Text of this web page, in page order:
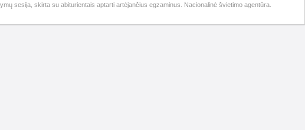
sesija, skirta su abiturientais aptarti artėjančius egzaminus. Nacionalinė švietimo agentūra.